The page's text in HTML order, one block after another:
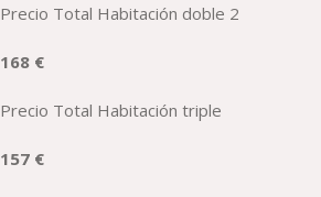
Precio Total Habitación doble 2
168 €
Precio Total Habitación triple
157 €